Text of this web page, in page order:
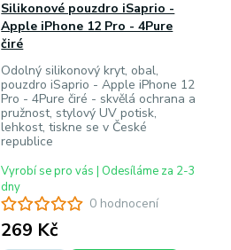
0 hodnocení
Silikonové pouzdro iSaprio -
Apple iPhone 12 Pro - 4Pure
čiré
Odolný silikonový kryt, obal,
pouzdro iSaprio - Apple iPhone 12
Pro - 4Pure čiré - skvělá ochrana a
pružnost, stylový UV potisk,
lehkost, tiskne se v České
republice
269 Kč
Vyrobí se pro vás | Odesíláme za 2-3
dny